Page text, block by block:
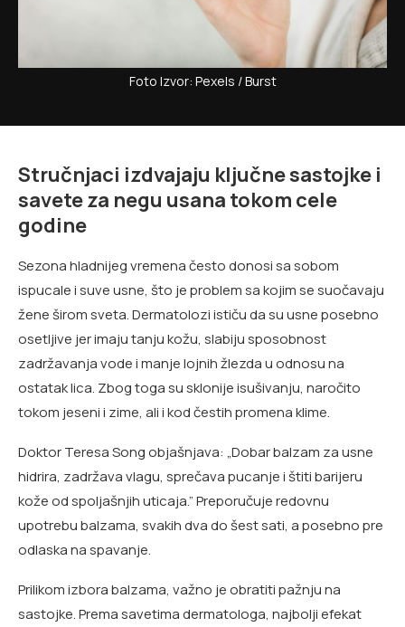
Foto Izvor: Pexels / Burst
Stručnjaci izdvajaju ključne sastojke i
savete za negu usana tokom cele
godine
Sezona hladnijeg vremena često donosi sa sobom
ispucale i suve usne, što je problem sa kojim se suočavaju
žene širom sveta. Dermatolozi ističu da su usne posebno
osetljive jer imaju tanju kožu, slabiju sposobnost
zadržavanja vode i manje lojnih žlezda u odnosu na
ostatak lica. Zbog toga su sklonije isušivanju, naročito
tokom jeseni i zime, ali i kod čestih promena klime.
Doktor Teresa Song objašnjava: „Dobar balzam za usne
hidrira, zadržava vlagu, sprečava pucanje i štiti barijeru
kože od spoljašnjih uticaja.” Preporučuje redovnu
upotrebu balzama, svakih dva do šest sati, a posebno pre
odlaska na spavanje.
Prilikom izbora balzama, važno je obratiti pažnju na
sastojke. Prema savetima dermatologa, najbolji efekat